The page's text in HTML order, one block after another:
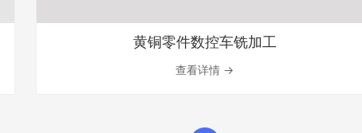
黄铜零件数控车铣加工
查看详情 →